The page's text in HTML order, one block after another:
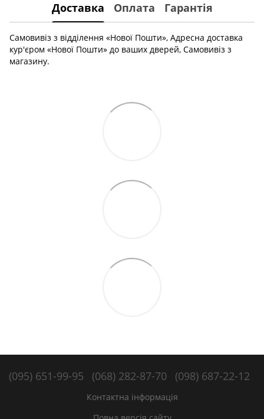
Доставка Оплата Гарантія
Самовивіз з відділення «Нової Пошти», Адресна доставка
кур'єром «Нової Пошти» до ваших дверей, Самовивіз з
магазину.
(095) 651-99-95 (068) 282-87-70 (098) 687-22-12
Контактна інформація